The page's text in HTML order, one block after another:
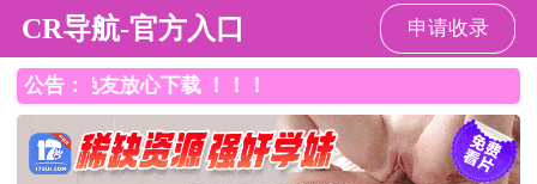
成人网站